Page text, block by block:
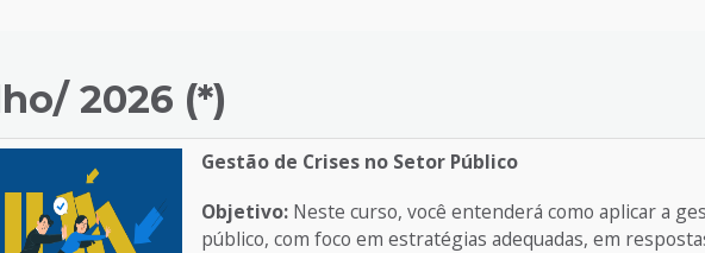
2026 (*)
Gestão de Crises no Setor Público
Objetivo: Neste curso, você entenderá como aplicar a
público, com foco em estratégias adequadas, em